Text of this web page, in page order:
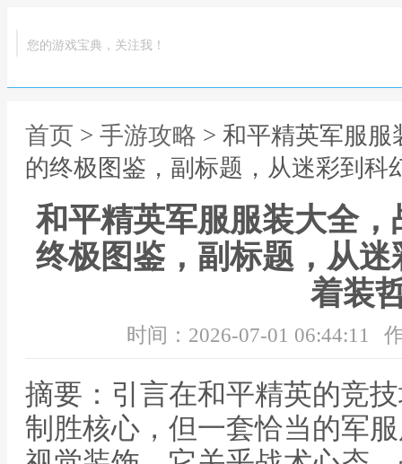
您的游戏宝典，关注我！
首页 > 手游攻略 > 和平精英军服
的终极图鉴，副标题，从迷彩到科
和平精英军服服装大全
终极图鉴，副标题，从
着装
时间：2026-07-01 06:44:11
摘要：引言在和平精英的竞
制胜核心，但一套恰当的军